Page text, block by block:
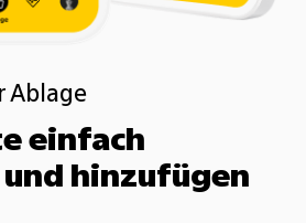
Ablage
einfach
hinzufügen